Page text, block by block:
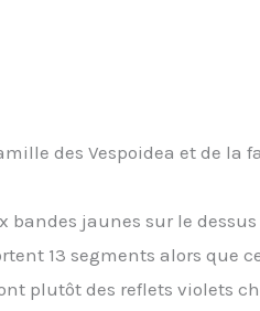
des Vespoidea et de la
jaunes sur le dessus
13 segments alors que
plutôt des reflets violets